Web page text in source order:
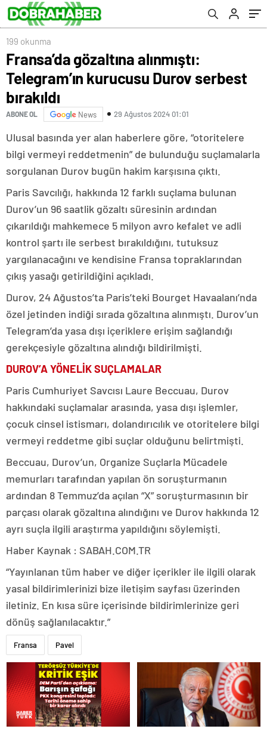
199 okunma
Fransa’da gözaltına alınmıştı:
Telegram’ın kurucusu Durov serbest
bırakıldı
ABONE OL News 29 Ağustos 2024 01:01
Ulusal basında yer alan haberlere göre, “otoritelere
bilgi vermeyi reddetmenin” de bulunduğu suçlamalarla
sorgulanan Durov bugün hakim karşısına çıktı.
Paris Savcılığı, hakkında 12 farklı suçlama bulunan
Durov’un 96 saatlik gözaltı süresinin ardından
çıkarıldığı mahkemece 5 milyon avro kefalet ve adli
kontrol şartı ile serbest bırakıldığını, tutuksuz
yargılanacağını ve kendisine Fransa topraklarından
çıkış yasağı getirildiğini açıkladı.
Durov, 24 Ağustos’ta Paris’teki Bourget Havaalanı’nda
özel jetinden indiği sırada gözaltına alınmıştı. Durov’un
Telegram’da yasa dışı içeriklere erişim sağlandığı
gerekçesiyle gözaltına alındığı bildirilmişti.
DUROV’A YÖNELİK SUÇLAMALAR
Paris Cumhuriyet Savcısı Laure Beccuau, Durov
hakkındaki suçlamalar arasında, yasa dışı işlemler,
çocuk cinsel istismarı, dolandırıcılık ve otoritelere bilgi
vermeyi reddetme gibi suçlar olduğunu belirtmişti.
Beccuau, Durov’un, Organize Suçlarla Mücadele
memurları tarafından yapılan ön soruşturmanın
ardından 8 Temmuz’da açılan “X” soruşturmasının bir
parçası olarak gözaltına alındığını ve Durov hakkında 12
ayrı suçla ilgili araştırma yapıldığını söylemişti.
Haber Kaynak : SABAH.COM.TR
“Yayınlanan tüm haber ve diğer içerikler ile ilgili olarak
yasal bildirimlerinizi bize iletişim sayfası üzerinden
iletiniz. En kısa süre içerisinde bildirimlerinize geri
dönüş sağlanılacaktır.”
Fransa Pavel